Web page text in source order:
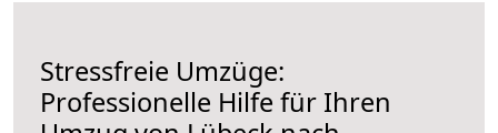
Stressfreie Umzüge:
Professionelle Hilfe für Ihren